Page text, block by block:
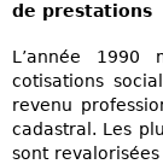
de prestations
L’année
cotisations
revenu
cadastral. Les
sont